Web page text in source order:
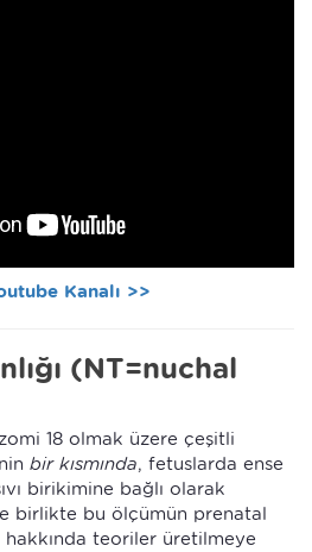
Kanalı >>
(NT=nuchal
18 olmak üzere çeşitli
bir kısmında, fetuslarda ense
birikimine bağlı olarak
birlikte bu ölçümün prenatal
teoriler üretilmeye